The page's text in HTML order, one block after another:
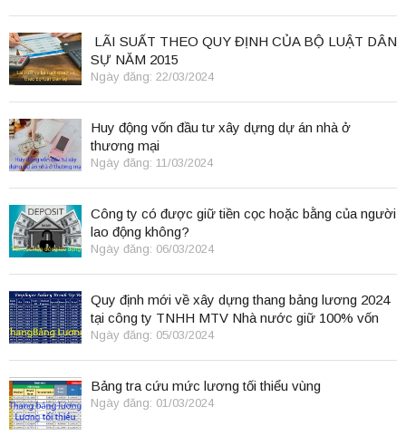
LÃI SUẤT THEO QUY ĐỊNH CỦA BỘ LUẬT DÂN
SỰ NĂM 2015
Ngày đăng: 22/03/2024
Huy động vốn đầu tư xây dựng dự án nhà ở
thương mại
Ngày đăng: 11/03/2024
Công ty có được giữ tiền cọc hoặc bằng của người
lao động không?
Ngày đăng: 06/03/2024
Quy định mới về xây dựng thang bảng lương 2024
tại công ty TNHH MTV Nhà nước giữ 100% vốn
điều lệ
Ngày đăng: 05/03/2024
Bảng tra cứu mức lương tối thiểu vùng
Ngày đăng: 01/03/2024